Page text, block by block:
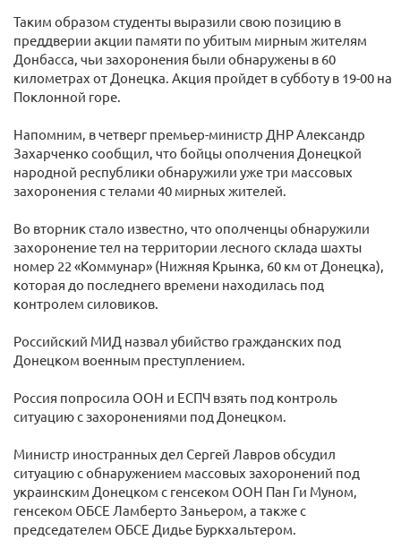
Таким образом студенты выразили свою позицию в
преддверии акции памяти по убитым мирным жителям
Донбасса, чьи захоронения были обнаружены в 60
километрах от Донецка. Акция пройдет в субботу в 19-00 на
Поклонной горе.
Напомним, в четверг премьер-министр ДНР Александр
Захарченко сообщил, что бойцы ополчения Донецкой
народной республики обнаружили уже три массовых
захоронения с телами 40 мирных жителей.
Во вторник стало известно, что ополченцы обнаружили
захоронение тел на территории лесного склада шахты
номер 22 «Коммунар» (Нижняя Крынка, 60 км от Донецка),
которая до последнего времени находилась под
контролем силовиков.
Российский МИД назвал убийство гражданских под
Донецком военным преступлением.
Россия попросила ООН и ЕСПЧ взять под контроль
ситуацию с захоронениями под Донецком.
Министр иностранных дел Сергей Лавров обсудил
ситуацию с обнаружением массовых захоронений под
украинским Донецком с генсеком ООН Пан Ги Муном,
генсеком ОБСЕ Ламберто Заньером, а также с
председателем ОБСЕ Дидье Буркхальтером.